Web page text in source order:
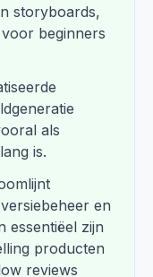
storyboards,
beginners
als
is.
en
essentiëel zijn
producten
reviews